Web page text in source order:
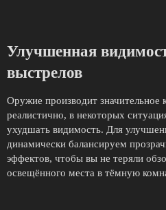
Улучшенная
выстрелов
Оружие производит значительное
реалистично, в некоторых
ухудшать видимость. Для
динамически балансируем
эффектов, чтобы вы не теряли
освещённого места в тёмную